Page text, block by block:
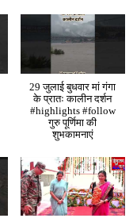
29 जुलाई बुधवार मां गंगा
के प्रातः कालीन दर्शन
#highlights #follow
गुरु पूर्णिमा की
शुभकामनाएं